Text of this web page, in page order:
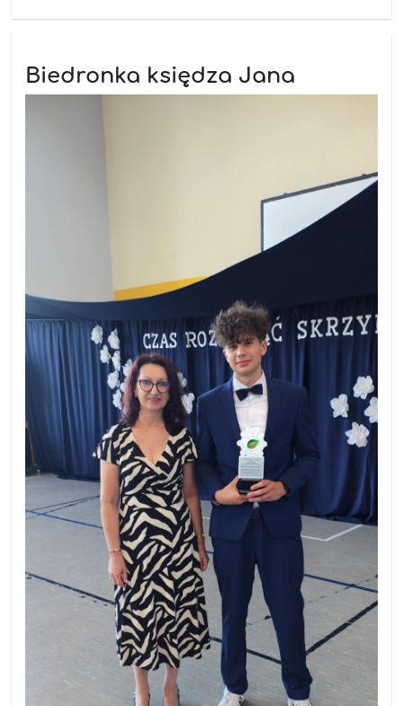
Biedronka księdza Jana